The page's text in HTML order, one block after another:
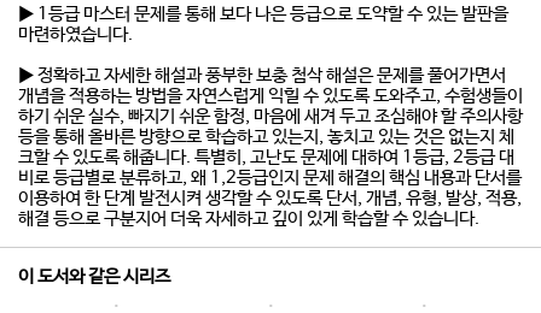
▶ 1등급 마스터 문제를 통해 보다 나은 등급으로 도약할 수 있는 발판을
마련하였습니다.
▶ 정확하고 자세한 해설과 풍부한 보충 첨삭 해설은 문제를 풀어가면서
개념을 적용하는 방법을 자연스럽게 익힐 수 있도록 도와주고, 수험생들이
하기 쉬운 실수, 빠지기 쉬운 함정, 마음에 새겨 두고 조심해야 할 주의사항
등을 통해 올바른 방향으로 학습하고 있는지, 놓치고 있는 것은 없는지 체
크할 수 있도록 해줍니다. 특별히, 고난도 문제에 대하여 1등급, 2등급 대
비로 등급별로 분류하고, 왜 1,2등급인지 문제 해결의 핵심 내용과 단서를
이용하여 한 단계 발전시켜 생각할 수 있도록 단서, 개념, 유형, 발상, 적용,
해결 등으로 구분지어 더욱 자세하고 깊이 있게 학습할 수 있습니다.
이 도서와 같은 시리즈